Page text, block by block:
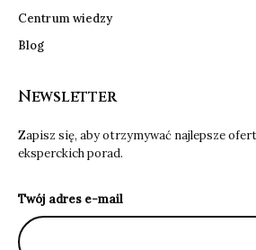
Centrum wiedzy
Blog
Newsletter
Zapisz się, aby otrzymywać najlepsze
eksperckich porad.
Twój adres e-mail